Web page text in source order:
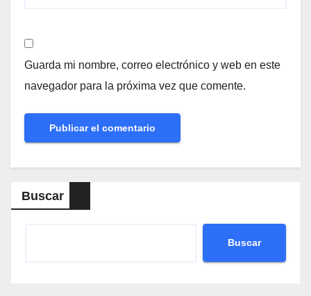
Guarda mi nombre, correo electrónico y web en este
navegador para la próxima vez que comente.
Buscar
Buscar